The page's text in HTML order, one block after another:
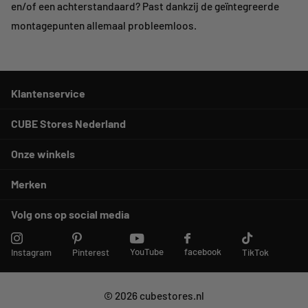
en/of een achterstandaard? Past dankzij de geïntegreerde
montagepunten allemaal probleemloos.
Klantenservice
CUBE Stores Nederland
Onze winkels
Merken
Volg ons op social media
Instagram Pinterest YouTube facebook TikTok
© 2026 cubestores.nl